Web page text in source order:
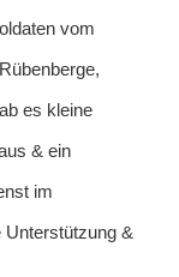
vom
es kleine
& ein
im
Unterstützung &